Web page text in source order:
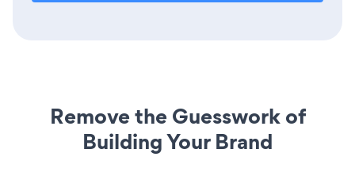
Remove the Guesswork of
Building Your Brand